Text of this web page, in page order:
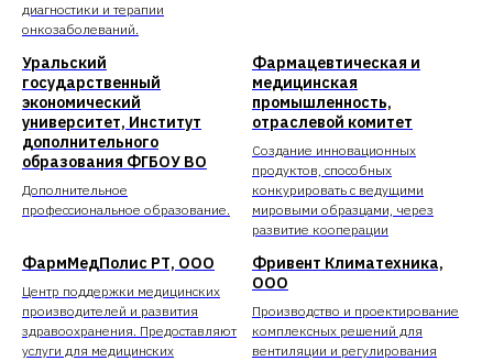
диагностики и терапии
онкозаболеваний.
Уральский
государственный
экономический
университет, Институт
дополнительного
образования ФГБОУ ВО
Дополнительное
профессиональное образование.
Фармацевтическая и
медицинская
промышленность,
отраслевой комитет
Создание инновационных
продуктов, способных
конкурировать с ведущими
мировыми образцами, через
развитие кооперации
ФармМедПолис РТ, ООО
Центр поддержки медицинских
производителей и развития
здравоохранения. Предоставляют
услуги для медицинских
Фривент Климатехника,
ООО
Производство и проектирование
комплексных решений для
вентиляции и регулирования